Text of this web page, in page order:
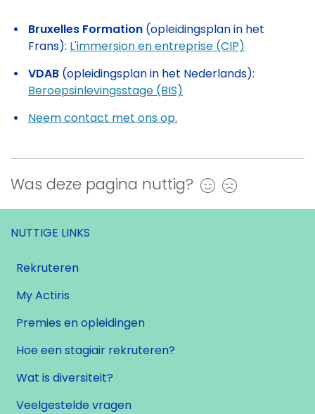
Bruxelles Formation (opleidingsplan in het
Frans): L'immersion en entreprise (CIP)
VDAB (opleidingsplan in het Nederlands):
Beroepsinlevingsstage (BIS)
Neem contact met ons op.
Was deze pagina nuttig? Ja
NUTTIGE LINKS
Rekruteren
My Actiris
Premies en opleidingen
Hoe een stagiair rekruteren?
Wat is diversiteit?
Veelgestelde vragen